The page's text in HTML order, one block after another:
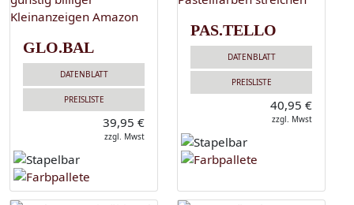
GLO.BAL
DATENBLATT
PREISLISTE
39,95 €
zzgl. Mwst
PAS.TELLO
DATENBLATT
PREISLISTE
40,95 €
zzgl. Mwst